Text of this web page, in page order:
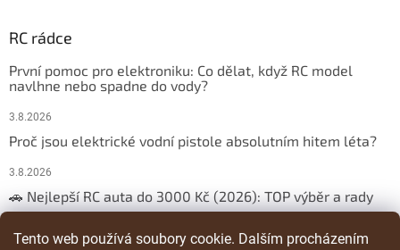
Tento web používá soubory cookie. Dalším procházením
RC rádce
První pomoc pro elektroniku: Co dělat, když RC model
navlhne nebo spadne do vody?
3.8.2026
Proč jsou elektrické vodní pistole absolutním hitem léta?
3.8.2026
🚗 Nejlepší RC auta do 3000 Kč (2026): TOP výběr a rady